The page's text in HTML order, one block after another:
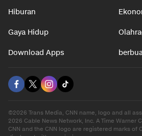
Hiburan
Gaya Hidup
Download Apps
©2026 Trans Media, CNN name, logo and all
2026 Cable News Network, Inc. A Time Warner
CNN and the CNN logo are registered marks of